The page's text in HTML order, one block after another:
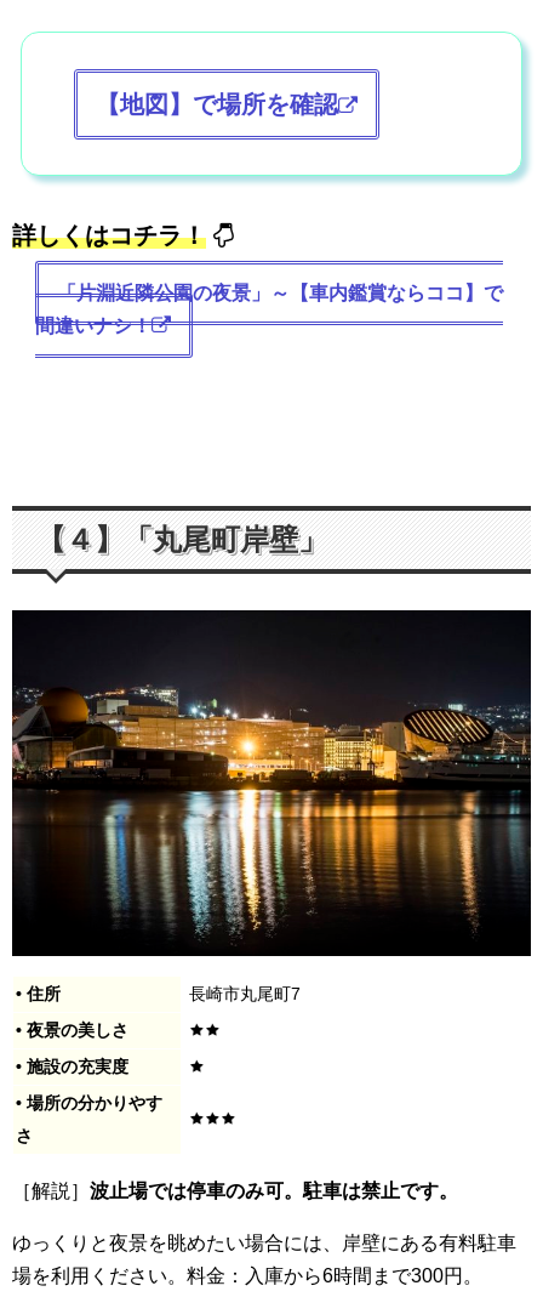
【地図】で場所を確認
詳しくはコチラ！
「片淵近隣公園の夜景」～【車内鑑賞ならココ】で
間違いナシ！
【４】「丸尾町岸壁」
• 住所
長崎市丸尾町7
• 夜景の美しさ
• 施設の充実度
• 場所の分かりやす
さ
［解説］ 波止場では停車のみ可。駐車は禁止です。
ゆっくりと夜景を眺めたい場合には、岸壁にある有料駐車
場を利用ください。料金：入庫から6時間まで300円。